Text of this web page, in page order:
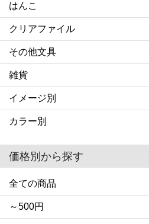
はんこ
クリアファイル
その他文具
雑貨
イメージ別
カラー別
価格別から探す
全ての商品
～500円